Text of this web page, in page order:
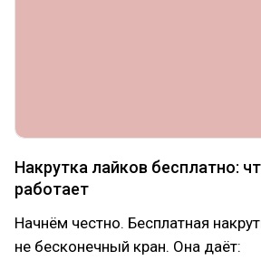
Накрутка лайков бесплатно:
работает
Начнём честно. Бесплатная
не бесконечный кран. Она даёт: